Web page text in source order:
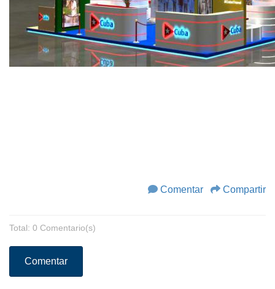
Comentar Compartir
Total: 0 Comentario(s)
Comentar